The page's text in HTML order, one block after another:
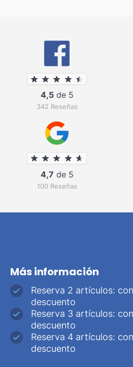
4,5de 5
342 Reseñas
4,7 de 5
100 Reseñas
Más información
Reserva 2 artículos:
descuento
Reserva 3 artículos:
descuento
Reserva 4 artículos:
descuento